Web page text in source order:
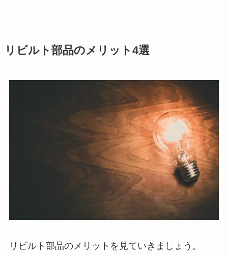
リビルト部品のメリット4選
リビルト部品のメリットを見ていきましょう。